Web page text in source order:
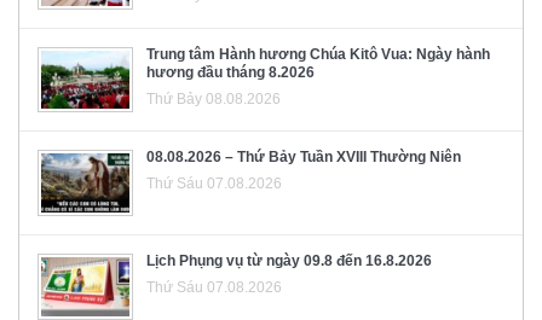
Trung tâm Hành hương Chúa Kitô Vua: Ngày hành
hương đầu tháng 8.2026
Thứ Bảy 08.08.2026
08.08.2026 – Thứ Bảy Tuần XVIII Thường Niên
Thứ Sáu 07.08.2026
Lịch Phụng vụ từ ngày 09.8 đến 16.8.2026
Thứ Sáu 07.08.2026